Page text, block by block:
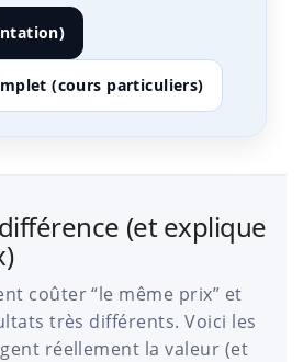
(cours particuliers)
(et explique
coûter “le même prix” et
très différents. Voici les
réellement la valeur (et